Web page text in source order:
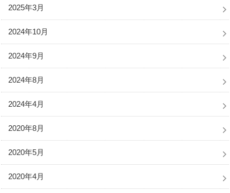
2025年3月
2024年10月
2024年9月
2024年8月
2024年4月
2020年8月
2020年5月
2020年4月